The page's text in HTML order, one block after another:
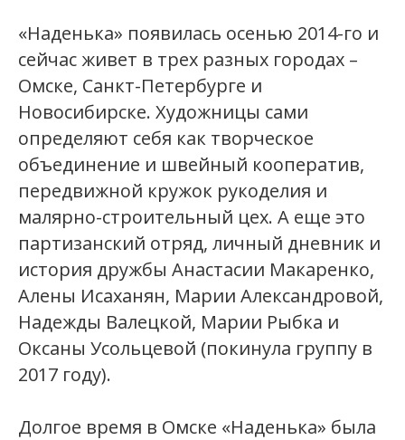
«Наденька» появилась осенью 2014-го и
сейчас живет в трех разных городах –
Омске, Санкт-Петербурге и
Новосибирске. Художницы сами
определяют себя как творческое
объединение и швейный кооператив,
передвижной кружок рукоделия и
малярно-строительный цех. А еще это
партизанский отряд, личный дневник и
история дружбы Анастасии Макаренко,
Алены Исаханян, Марии Александровой,
Надежды Валецкой, Марии Рыбка и
Оксаны Усольцевой (покинула группу в
2017 году).
Долгое время в Омске «Наденька» была